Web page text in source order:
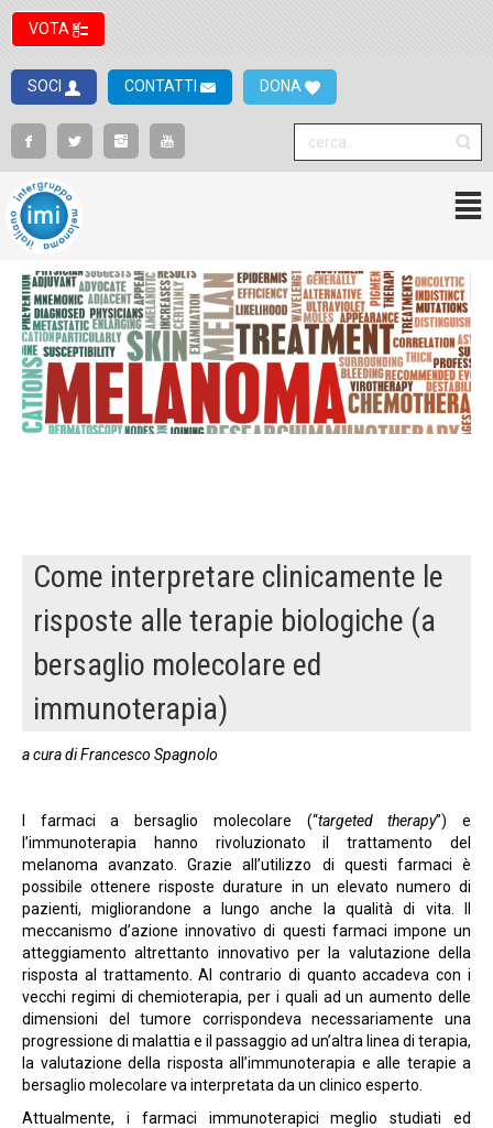
VOTA
SOCI CONTATTI DONA
Come interpretare clinicamente le
risposte alle terapie biologiche (a
bersaglio molecolare ed
immunoterapia)
a cura di Francesco Spagnolo
I farmaci a bersaglio molecolare (“targeted therapy”) e
l’immunoterapia hanno rivoluzionato il trattamento del
melanoma avanzato. Grazie all’utilizzo di questi farmaci è
possibile ottenere risposte durature in un elevato numero di
pazienti, migliorandone a lungo anche la qualità di vita. Il
meccanismo d’azione innovativo di questi farmaci impone un
atteggiamento altrettanto innovativo per la valutazione della
risposta al trattamento. Al contrario di quanto accadeva con i
vecchi regimi di chemioterapia, per i quali ad un aumento delle
dimensioni del tumore corrispondeva necessariamente una
progressione di malattia e il passaggio ad un’altra linea di terapia,
la valutazione della risposta all’immunoterapia e alle terapie a
bersaglio molecolare va interpretata da un clinico esperto.
Attualmente, i farmaci immunoterapici meglio studiati ed